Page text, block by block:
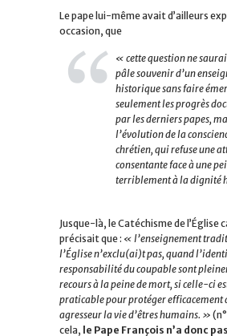
Le pape lui-même avait d’ailleurs
occasion, que
« cette question ne
pâle souvenir d’un
historique sans faire
seulement les progrès
par les derniers papes,
l’évolution de la
chrétien, qui refuse une
consentante face à une
terriblement à la dignité
Jusque-là, le Catéchisme de l’Église
précisait que : « l’enseignement
l’Église n’exclu(ai)t pas, quand
responsabilité du coupable sont
recours à la peine de mort, si celle-ci
praticable pour protéger efficacement
agresseur la vie d’êtres humains. »
cela, le Pape François n’a donc